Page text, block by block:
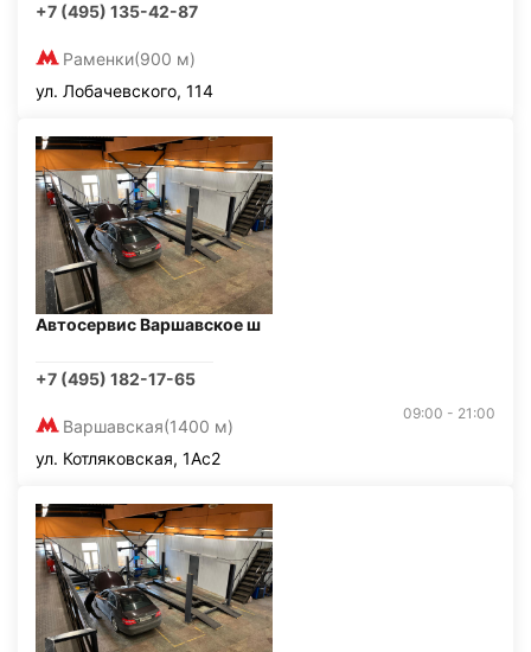
+7 (495) 135-42-87
Раменки(900 м)
ул. Лобачевского, 114
Автосервис Варшавское ш
+7 (495) 182-17-65
Варшавская(1400 м)
09:00 - 21:00
ул. Котляковская, 1Ас2